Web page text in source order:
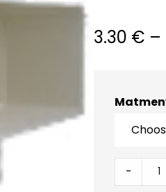
3.30 € –
vertikali
-